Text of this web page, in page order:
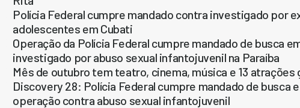
Polícia Federal cumpre mandado contra investigado por
adolescentes em Cubati
Operação da Polícia Federal cumpre mandado de busca
investigado por abuso sexual infantojuvenil na Paraíba
Mês de outubro tem teatro, cinema, música e 13 atrações
Discovery 28: Polícia Federal cumpre mandado de busca
operação contra abuso sexual infantojuvenil